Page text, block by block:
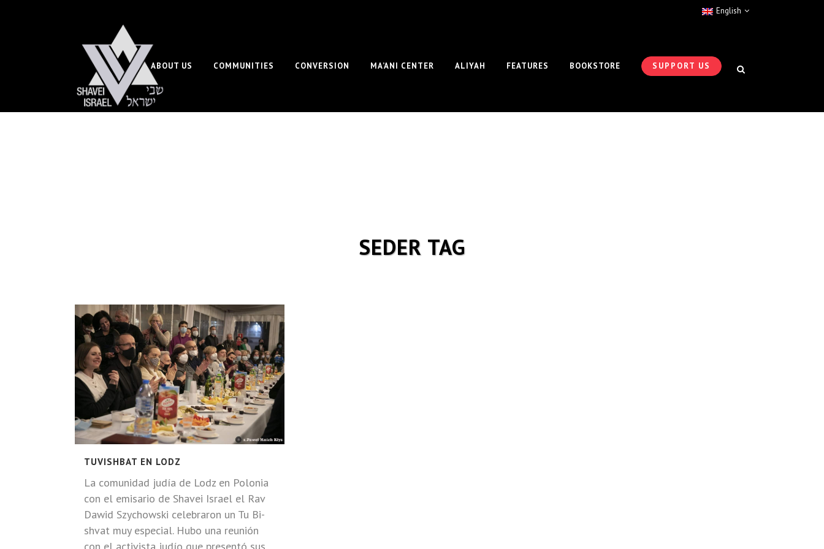
English
SUPPORT US
ABOUT US COMMUNITIES CONVERSION MA’ANI CENTER ALIYAH FEATURES BOOKSTORE
SEDER TAG
TUVISHBAT EN LODZ
La comunidad judía de Lodz en Polonia
con el emisario de Shavei Israel el Rav
Dawid Szychowski celebraron un Tu Bi-
shvat muy especial. Hubo una reunión